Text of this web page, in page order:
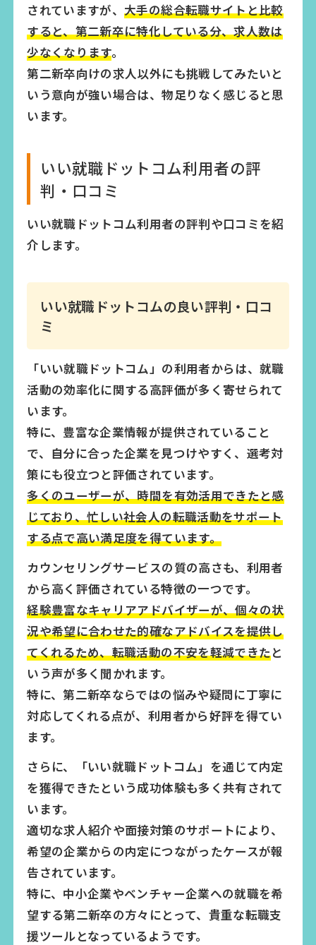
されていますが、大手の総合転職サイトと比較
すると、第二新卒に特化している分、求人数は
少なくなります。
第二新卒向けの求人以外にも挑戦してみたいと
いう意向が強い場合は、物足りなく感じると思
います。
いい就職ドットコム利用者の評
判・口コミ
いい就職ドットコム利用者の評判や口コミを紹
介します。
いい就職ドットコムの良い評判・口コ
ミ
「いい就職ドットコム」の利用者からは、就職
活動の効率化に関する高評価が多く寄せられて
います。
特に、豊富な企業情報が提供されていること
で、自分に合った企業を見つけやすく、選考対
策にも役立つと評価されています。
多くのユーザーが、時間を有効活用できたと感
じており、忙しい社会人の転職活動をサポート
する点で高い満足度を得ています。
カウンセリングサービスの質の高さも、利用者
から高く評価されている特徴の一つです。
経験豊富なキャリアアドバイザーが、個々の状
況や希望に合わせた的確なアドバイスを提供し
てくれるため、転職活動の不安を軽減できたと
いう声が多く聞かれます。
特に、第二新卒ならではの悩みや疑問に丁寧に
対応してくれる点が、利用者から好評を得てい
ます。
さらに、「いい就職ドットコム」を通じて内定
を獲得できたという成功体験も多く共有されて
います。
適切な求人紹介や面接対策のサポートにより、
希望の企業からの内定につながったケースが報
告されています。
特に、中小企業やベンチャー企業への就職を希
望する第二新卒の方々にとって、貴重な転職支
援ツールとなっているようです。